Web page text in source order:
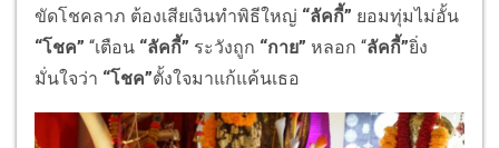
ขัดโชคลาภ ต้องเสียเงินทำพิธีใหญ่ “ลัคกี้” ยอมทุ่มไม่อั้น
“โชค” “เตือน “ลัคกี้” ระวังถูก “กาย” หลอก “ลัคกี้”ยิ่ง
มั่นใจว่า “โชค”ตั้งใจมาแก้แค้นเธอ